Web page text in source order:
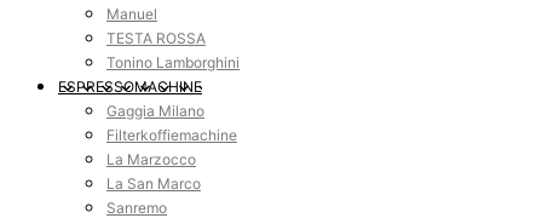
Manuel
TESTA ROSSA
Tonino Lamborghini
ESPRESSOMACHINE
Gaggia Milano
Filterkoffiemachine
La Marzocco
La San Marco
Sanremo